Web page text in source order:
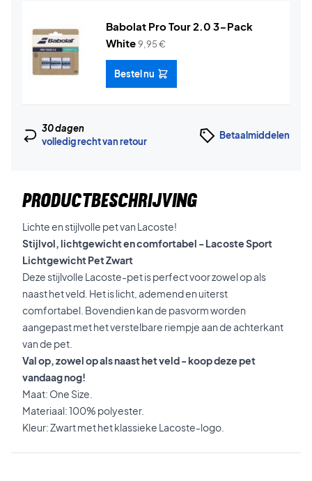
Babolat Pro Tour 2.0 3-Pack
White9,95€
Bestel nu
30 dagen
volledig recht van retour
Betaalmiddelen
PRODUCTBESCHRIJVING
Lichte en stijlvolle pet van Lacoste!
Stijlvol, lichtgewicht en comfortabel - Lacoste Sport
Lichtgewicht Pet Zwart
Deze stijlvolle Lacoste-pet is perfect voor zowel op als
naast het veld. Het is licht, ademend en uiterst
comfortabel. Bovendien kan de pasvorm worden
aangepast met het verstelbare riempje aan de achterkant
van de pet.
Val op, zowel op als naast het veld - koop deze pet
vandaag nog!
Maat: One Size.
Materiaal: 100% polyester.
Kleur: Zwart met het klassieke Lacoste-logo.